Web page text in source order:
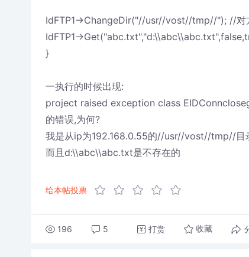
IdFTP1->ChangeDir("//usr//vost//tmp//"); //对
IdFTP1-
}
一执行的时候出现:
project raised exception class
的错误,为何?
我是从ip为192.168.0.55的//usr//vost//tmp//目
而且d:\\abc\\abc.txt是不存在的
给本帖投票
196 5 打赏 收藏